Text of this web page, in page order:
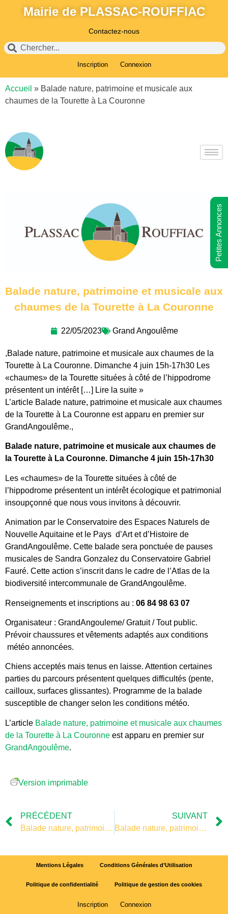
Mairie de PLASSAC-ROUFFIAC
Contactez-nous
Inscription Connexion
Accueil » Balade nature, patrimoine et musicale aux
chaumes de la Tourette à La Couronne
Balade nature, patrimoine et musicale aux
chaumes de la Tourette à La Couronne
22/05/2023 Grand Angoulême
,Balade nature, patrimoine et musicale aux chaumes de la
Tourette à La Couronne. Dimanche 4 juin 15h-17h30 Les
«chaumes» de la Tourette situées à côté de l’hippodrome
présentent un intérêt […] Lire la suite »
L’article Balade nature, patrimoine et musicale aux chaumes
de la Tourette à La Couronne est apparu en premier sur
GrandAngoulême.,
Balade nature, patrimoine et musicale aux chaumes de
la Tourette à La Couronne. Dimanche 4 juin 15h-17h30
Les «chaumes» de la Tourette situées à côté de
l’hippodrome présentent un intérêt écologique et patrimonial
insoupçonné que nous vous invitons à découvrir.
Animation par le Conservatoire des Espaces Naturels de
Nouvelle Aquitaine et le Pays d’Art et d’Histoire de
GrandAngoulême. Cette balade sera ponctuée de pauses
musicales de Sandra Gonzalez du Conservatoire Gabriel
Fauré. Cette action s’inscrit dans le cadre de l’Atlas de la
biodiversité intercommunale de GrandAngoulême.
Renseignements et inscriptions au : 06 84 98 63 07
Organisateur : GrandAngouleme/ Gratuit / Tout public.
Prévoir chaussures et vêtements adaptés aux conditions
météo annoncées.
Chiens acceptés mais tenus en laisse. Attention certaines
parties du parcours présentent quelques difficultés (pente,
cailloux, surfaces glissantes). Programme de la balade
susceptible de changer selon les conditions météo.
L’article Balade nature, patrimoine et musicale aux chaumes
de la Tourette à La Couronne est apparu en premier sur
GrandAngoulême.
Version imprimable
PRÉCÉDENT
Balade nature, patrimoine et musicale aux chaumes de la Tourette à La Couronne
SUIVANT
Balade nature, patrimoine et musicale aux chaumes de la Tourette à La Couronne
Mentions Légales Conditions Générales d’Utilisation
Politique de confidentialité Politique de gestion des cookies
Inscription Connexion
Petites Annonces